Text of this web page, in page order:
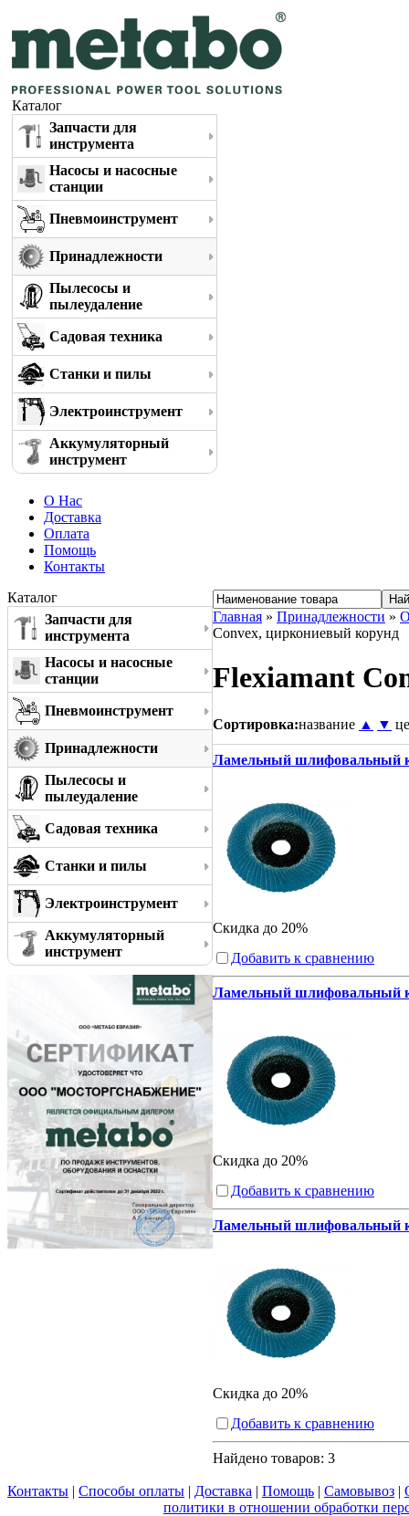
Каталог
Запчасти для
инструмента
Насосы и насосные
станции
Пневмоинструмент
Принадлежности
Пылесосы и
пылеудаление
Садовая техника
Станки и пилы
Электроинструмент
Аккумуляторный
инструмент
О Нас
Доставка
Оплата
Помощь
Контакты
Каталог
Запчасти для
инструмента
Насосы и насосные
станции
Пневмоинструмент
Принадлежности
Пылесосы и
пылеудаление
Садовая техника
Станки и пилы
Электроинструмент
Аккумуляторный
инструмент
Главная » Принадлежности »
Convex, циркониевый корунд
Flexiamant
Сортировка:название ▲ ▼
Ламельный шлифовальный
Скидка до 20%
Добавить к сравнению
Ламельный шлифовальный
Скидка до 20%
Добавить к сравнению
Ламельный шлифовальный
Скидка до 20%
Добавить к сравнению
Найдено товаров: 3
Контакты | Способы оплаты | Доставка | Помощь | Самовывоз |
политики в отношении обработки